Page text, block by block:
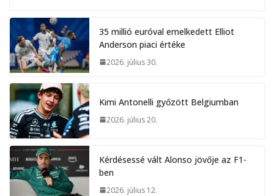
35 millió euróval emelkedett Elliot
Anderson piaci értéke
2026. július 30.
Kimi Antonelli győzött Belgiumban
2026. július 20.
Kérdésessé vált Alonso jövője az F1-
ben
2026. július 12.